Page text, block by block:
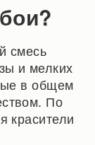
смесь
и мелких
в общем
По
красители